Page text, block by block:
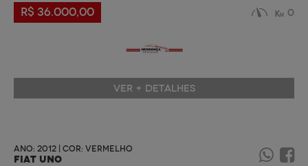
R$ 36.000,00 0
VER + DETALHES
ANO: 2012 | COR: VERMELHO
FIAT UNO